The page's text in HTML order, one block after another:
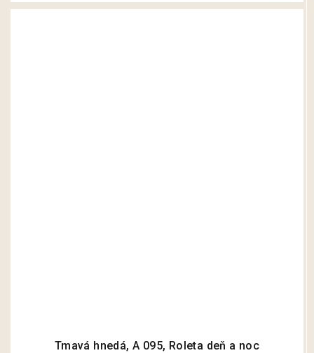
Tmavá hnedá, A 095, Roleta deň a noc